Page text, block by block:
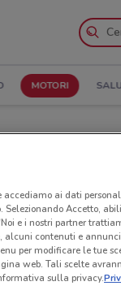
MOTORI
accediamo ai dati
Selezionando Accetto,
e i nostri partner
alcuni contenuti e
per modificare le tue
web. Tali scelte
sulla privacy.